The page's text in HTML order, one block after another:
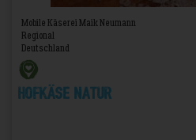
Mobile Käserei Maik Neumann
Regional
Deutschland
Hofkäse Natur